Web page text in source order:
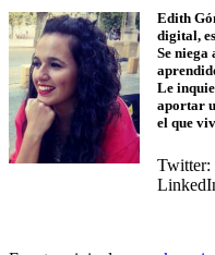
Edith
digital,
Se niega
Le
aportar
el que
Twitter: